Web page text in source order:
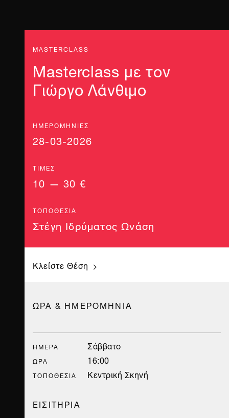
MASTERCLASS
Masterclass με τον
Γιώργο Λάνθιμο
ΗΜΕΡΟΜΗΝΊΕΣ
28-03-2026
ΤΙΜΈΣ
10 — 30 €
ΤΟΠΟΘΕΣΊΑ
Στέγη Ιδρύματος Ωνάση
Κλείστε Θέση
ΩΡΑ & ΗΜΕΡΟΜΗΝΙΑ
ΗΜΈΡΑ Σάββατο
ΏΡΑ 16:00
ΤΟΠΟΘΕΣΊΑ
Κεντρική Σκηνή
ΕΙΣΙΤΗΡΙΑ